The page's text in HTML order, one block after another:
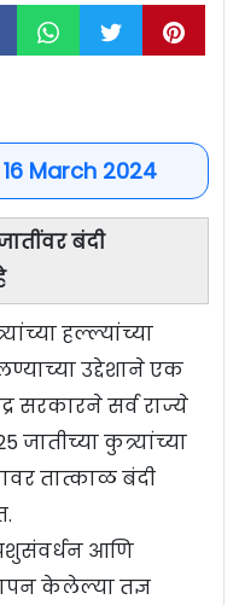
March 2024
बंदी
हल्ल्यांच्या
उद्देशाने एक
सरकारने सर्व राज्ये
जातीच्या कुत्र्यांच्या
तात्काळ बंदी
आणि
केलेल्या तज्ञ